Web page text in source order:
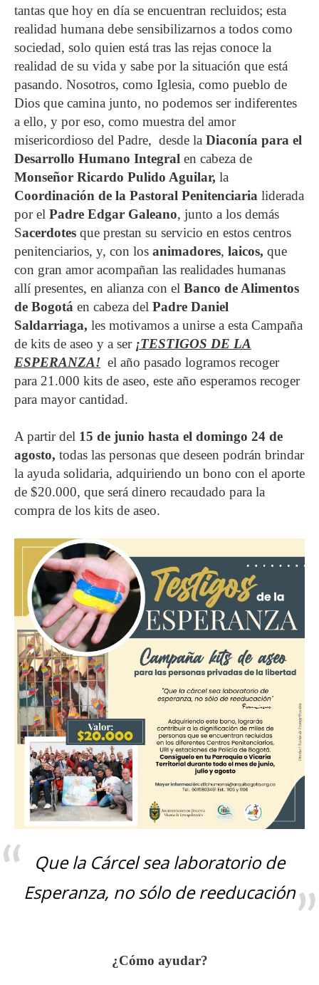
tantas que hoy en día se encuentran recluidos; esta
realidad humana debe sensibilizarnos a todos como
sociedad, solo quien está tras las rejas conoce la
realidad de su vida y sabe por la situación que está
pasando. Nosotros, como Iglesia, como pueblo de
Dios que camina junto, no podemos ser indiferentes
a ello, y por eso, como muestra del amor
misericordioso del Padre, desde la Diaconía para el
Desarrollo Humano Integral en cabeza de
Monseñor Ricardo Pulido Aguilar, la
Coordinación de la Pastoral Penitenciaria liderada
por el Padre Edgar Galeano, junto a los demás
Sacerdotes que prestan su servicio en estos centros
penitenciarios, y, con los animadores, laicos, que
con gran amor acompañan las realidades humanas
allí presentes, en alianza con el Banco de Alimentos
de Bogotá en cabeza del Padre Daniel
Saldarriaga, les motivamos a unirse a esta Campaña
de kits de aseo y a ser ¡TESTIGOS DE LA
ESPERANZA! el año pasado logramos recoger
para 21.000 kits de aseo, este año esperamos recoger
para mayor cantidad.
A partir del 15 de junio hasta el domingo 24 de
agosto, todas las personas que deseen podrán brindar
la ayuda solidaria, adquiriendo un bono con el aporte
de $20.000, que será dinero recaudado para la
compra de los kits de aseo.
Imagen
Que la Cárcel sea laboratorio de
Esperanza, no sólo de reeducación
¿Cómo ayudar?